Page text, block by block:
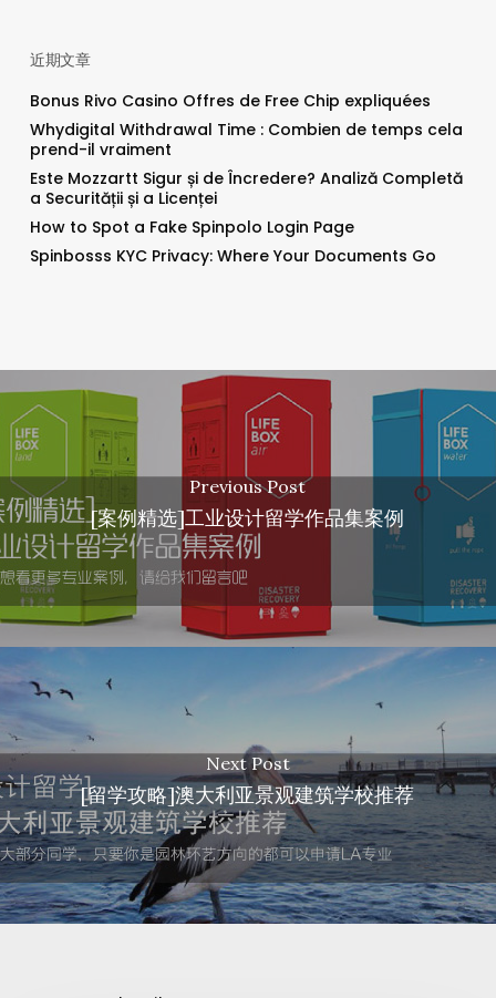
近期文章
Bonus Rivo Casino Offres de Free Chip expliquées
Whydigital Withdrawal Time : Combien de temps cela
prend-il vraiment
Este Mozzartt Sigur și de Încredere? Analiză Completă
a Securității și a Licenței
How to Spot a Fake Spinpolo Login Page
Spinbosss KYC Privacy: Where Your Documents Go
Previous Post
[案例精选]工业设计留学作品集案例
Next Post
[留学攻略]澳大利亚景观建筑学校推荐